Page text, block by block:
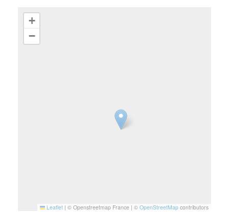
+
−
Leaflet | © Openstreetmap France | © OpenStreetMap contributors